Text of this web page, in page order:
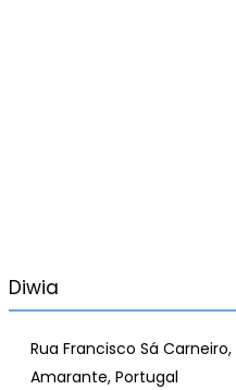
Diwia
Rua Francisco Sá Carneiro,
Amarante, Portugal